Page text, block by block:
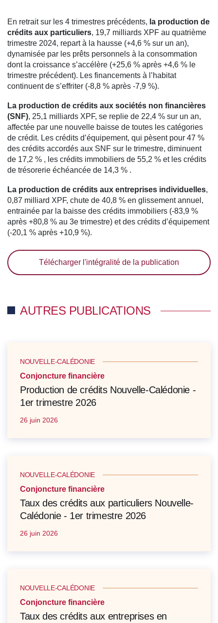
En retrait sur les 4 trimestres précédents, la production de
crédits aux particuliers, 19,7 milliards XPF au quatrième
trimestre 2024, repart à la hausse (+4,6 % sur un an),
dynamisée par les prêts personnels à la consommation
dont la croissance s’accélère (+25,6 % après +4,6 % le
trimestre précédent). Les financements à l’habitat
continuent de s’effriter (-8,8 % après -7,9 %).
La production de crédits aux sociétés non financières
(SNF), 25,1 milliards XPF, se replie de 22,4 % sur un an,
affectée par une nouvelle baisse de toutes les catégories
de crédit. Les crédits d’équipement, qui pèsent pour 47 %
des crédits accordés aux SNF sur le trimestre, diminuent
de 17,2 % , les crédits immobiliers de 55,2 % et les crédits
de trésorerie échéancée de 14,3 % .
La production de crédits aux entreprises individuelles,
0,87 milliard XPF, chute de 40,8 % en glissement annuel,
entrainée par la baisse des crédits immobiliers (-83,9 %
après +80,8 % au 3e trimestre) et des crédits d’équipement
(-20,1 % après +10,9 %).
Télécharger l'intégralité de la publication
AUTRES PUBLICATIONS
NOUVELLE-CALÉDONIE
Conjoncture financière
Production de crédits Nouvelle-Calédonie -
1er trimestre 2026
26 juin 2026
NOUVELLE-CALÉDONIE
Conjoncture financière
Taux des crédits aux particuliers Nouvelle-
Calédonie - 1er trimestre 2026
26 juin 2026
NOUVELLE-CALÉDONIE
Conjoncture financière
Taux des crédits aux entreprises en